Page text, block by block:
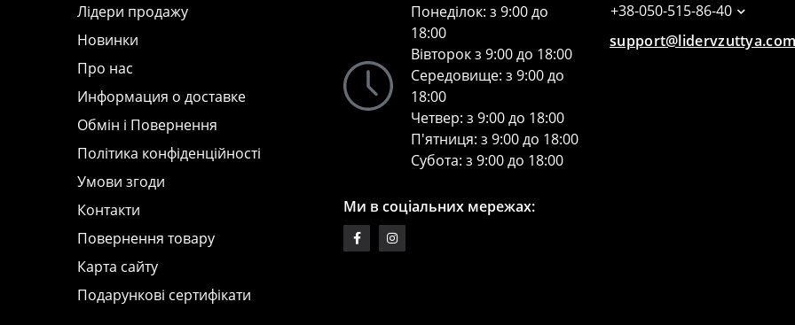
Лідери продажу
Новинки
Про нас
Информация о доставке
Обмін і Повернення
Політика конфіденційності
Умови згоди
Контакти
Повернення товару
Карта сайту
Подарункові сертифікати
Понеділок: з 9:00 до
18:00
Вівторок з 9:00 до 18:00
Середовище: з 9:00 до
18:00
Четвер: з 9:00 до 18:00
П'ятниця: з 9:00 до 18:00
Субота: з 9:00 до 18:00
Ми в соціальних мережах:
+38-050-515-86-40